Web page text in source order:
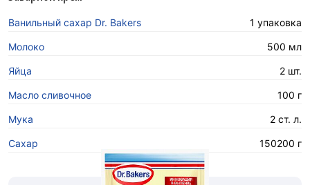
Ванильный сахар Dr. Bakers 1 упаковка
Молоко 500 мл
Яйца 2 шт.
Масло сливочное 100 г
Мука 2 ст. л.
Сахар 150200 г